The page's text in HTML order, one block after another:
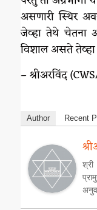
असणारी स्थिर
जेव्हा तेथे
विशाल असते
– श्रीअरविंद
Author Recent